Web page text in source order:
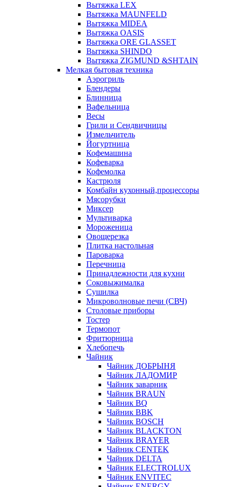
Вытяжка LEX
Вытяжка MAUNFELD
Вытяжка MIDEA
Вытяжка OASIS
Вытяжка ORE GLASSET
Вытяжка SHINDO
Вытяжка ZIGMUND &SHTAIN
Мелкая бытовая техника
Аэрогриль
Блендеры
Блинница
Вафельница
Весы
Грили и Сендвичницы
Измельчитель
Йогуртница
Кофемашина
Кофеварка
Кофемолка
Кастрюля
Комбайн кухонный,процессоры
Мясорубки
Миксер
Мультиварка
Мороженица
Овощерезка
Плитка настольная
Пароварка
Перечница
Принадлежности для кухни
Соковыжималка
Сушилка
Микроволновые печи (СВЧ)
Столовые приборы
Тостер
Термопот
Фритюрница
Хлебопечь
Чайник
Чайник ДОБРЫНЯ
Чайник ЛАДОМИР
Чайник заварник
Чайник BRAUN
Чайник BQ
Чайник BBK
Чайник BOSCH
Чайник BLACKTON
Чайник BRAYER
Чайник CENTEK
Чайник DELTA
Чайник ELECTROLUX
Чайник ENVITEC